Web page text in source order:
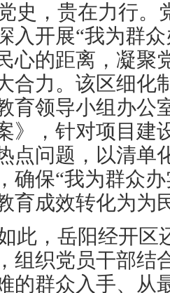
史，贵在力行。
入开展“我为群
心的距离，凝聚
合力。该区细化
育领导小组办公
》，针对项目建
点问题，以清单
确保“我为群众
育成效转化为为
此，岳阳经开区
组织党员干部结
的群众入手、从